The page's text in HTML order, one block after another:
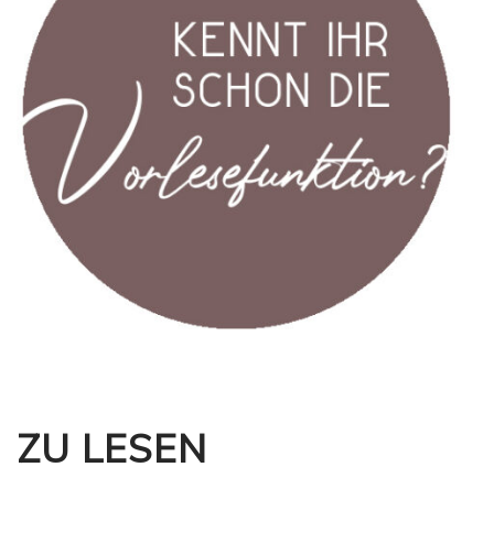
ZU LESEN